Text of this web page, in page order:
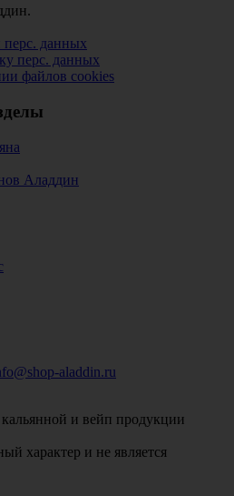
перс. данных
перс. данных
файлов cookies
Аладдин
aladdin.ru
и вейп продукции
характер и не является